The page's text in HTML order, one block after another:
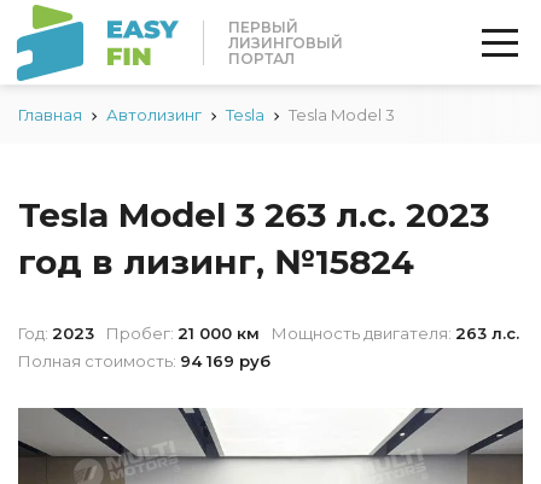
ПЕРВЫЙ
ЛИЗИНГОВЫЙ
ПОРТАЛ
Главная Автолизинг Tesla Tesla Model 3
Tesla Model 3 263 л.с. 2023
год в лизинг, №15824
Год: 2023 Пробег: 21 000 км Мощность двигателя: 263 л.с.
Полная стоимость: 94 169 руб